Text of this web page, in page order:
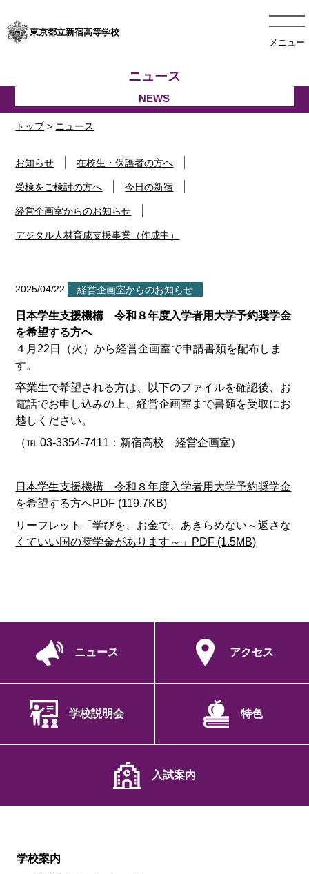
東京都立新宿高等学校
メニュー
トップ> ニュース
ニュース
お知らせ 在校生・保護者の方へ
受検をご検討の方へ 今日の新宿
経営企画室からのお知らせ
デジタル人材育成支援事業（作成中）
2025/04/22 経営企画室からのお知らせ
日本学生支援機構 令和８年度入学者用大学予約奨学金
を希望する方へ
４月22日（火）から経営企画室で申請書類を配布しま
す。
卒業生で希望される方は、以下のファイルを確認後、お
電話でお申し込みの上、経営企画室まで書類を受取にお
越しください。
（℡ 03-3354-7411：新宿高校 経営企画室）
日本学生支援機構 令和８年度入学者用大学予約奨学金
を希望する方へPDF (119.7KB)
リーフレット「学びを、お金で、あきらめない～返さな
くていい国の奨学金があります～」PDF (1.5MB)
ニュース アクセス
学校説明会 特色
入試案内
学校案内